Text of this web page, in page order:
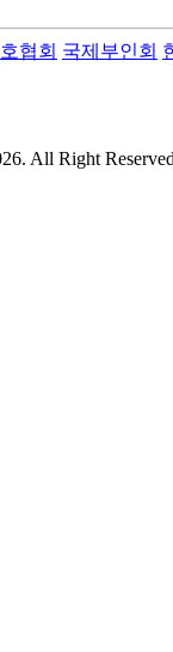
협회 국제부인회
All Right